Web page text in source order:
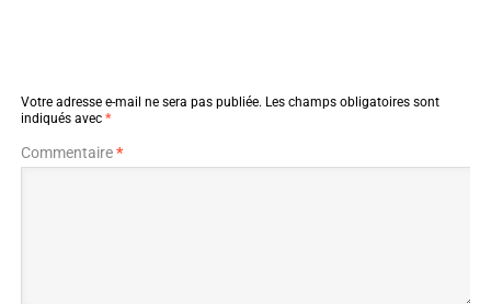
Votre adresse e-mail ne sera pas publiée. Les champs obligatoires sont
indiqués avec *
Commentaire*